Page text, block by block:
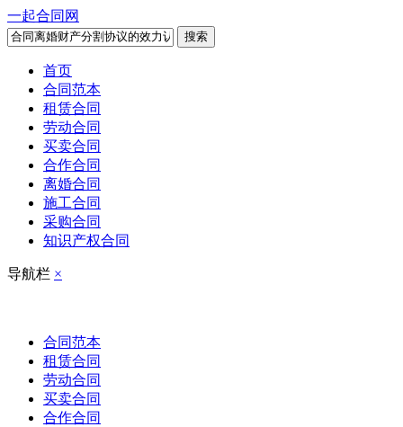
一起合同网
搜索
首页
合同范本
租赁合同
劳动合同
买卖合同
合作合同
离婚合同
施工合同
采购合同
知识产权合同
导航栏 ×
合同范本
租赁合同
劳动合同
买卖合同
合作合同